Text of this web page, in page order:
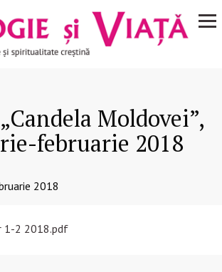
Moldovei”,
februarie 2018
2018
1-2 2018.pdf